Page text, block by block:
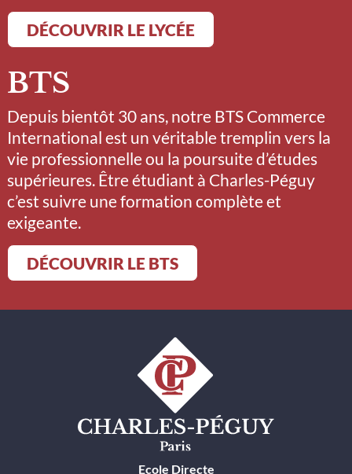
DÉCOUVRIR LE LYCÉE
BTS
Depuis bientôt 30 ans, notre BTS Commerce
International est un véritable tremplin vers la
vie professionnelle ou la poursuite d’études
supérieures. Être étudiant à Charles-Péguy
c’est suivre une formation complète et
exigeante.
DÉCOUVRIR LE BTS
Ecole Directe